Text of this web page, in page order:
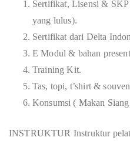
Sertifikat, Lisensi &
yang lulus).
Sertifikat dari Delta
E Modul & bahan
Training Kit.
Tas, topi, t’shirt &
Konsumsi ( Makan
INSTRUKTUR Instruktur